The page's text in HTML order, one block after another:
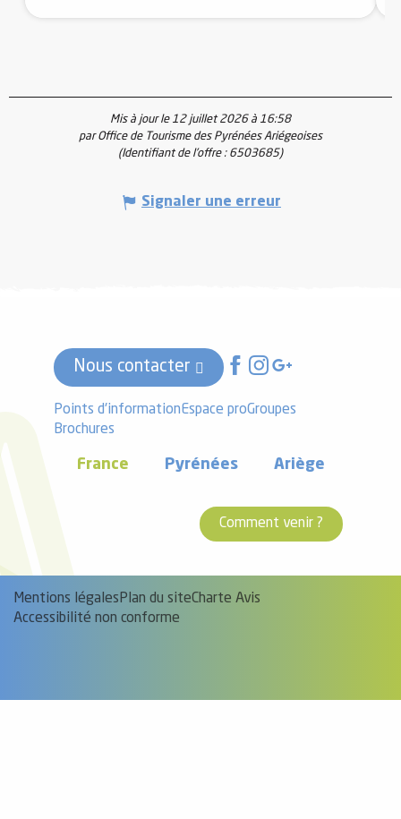
Mis à jour le 12 juillet 2026 à 16:58
par Office de Tourisme des Pyrénées Ariégeoises
(Identifiant de l'offre : 6503685)
Signaler une erreur
Nous contacter
Points d'informationEspace proGroupes
Brochures
France Pyrénées Ariège
Comment venir ?
Mentions légalesPlan du siteCharte Avis
Accessibilité non conforme